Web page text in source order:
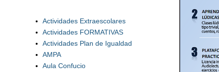
Actividades Extraescolares
Actividades FORMATIVAS
Actividades Plan de Igualdad
AMPA
Aula Confucio